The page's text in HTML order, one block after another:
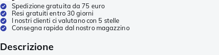
Spedizione gratuita da 75 euro
Resi gratuiti entro 30 giorni
I nostri clienti ci valutano con 5 stelle
Consegna rapida dal nostro magazzino
Descrizione